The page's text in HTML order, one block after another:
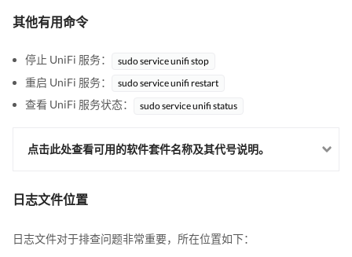
其他有用命令
停止 UniFi 服务： sudo service unifi stop
重启 UniFi 服务： sudo service unifi restart
查看 UniFi 服务状态： sudo service unifi status
点击此处查看可用的软件套件名称及其代号说明。
日志文件位置
日志文件对于排查问题非常重要，所在位置如下：